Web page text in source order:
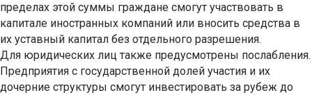
пределах этой суммы граждане смогут участвовать в
капитале иностранных компаний или вносить средства в
их уставный капитал без отдельного разрешения.
Для юридических лиц также предусмотрены послабления.
Предприятия с государственной долей участия и их
дочерние структуры смогут инвестировать за рубеж до